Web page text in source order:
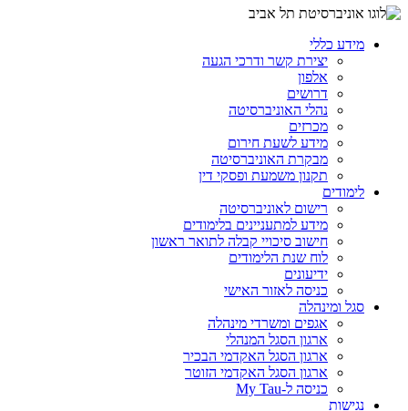
מידע כללי
יצירת קשר ודרכי הגעה
אלפון
דרושים
נהלי האוניברסיטה
מכרזים
מידע לשעת חירום
מבקרת האוניברסיטה
תקנון משמעת ופסקי דין
לימודים
רישום לאוניברסיטה
מידע למתעניינים בלימודים
חישוב סיכויי קבלה לתואר ראשון
לוח שנת הלימודים
ידיעונים
כניסה לאזור האישי
סגל ומינהלה
אגפים ומשרדי מינהלה
ארגון הסגל המנהלי
ארגון הסגל האקדמי הבכיר
ארגון הסגל האקדמי הזוטר
כניסה ל-My Tau
נגישות